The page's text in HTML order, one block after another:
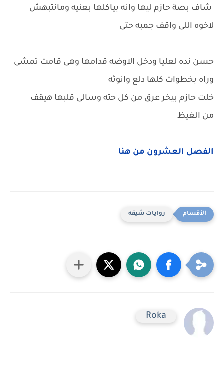
شاف بصة حازم ليها وانه بياكلها بعنيه ومانتبهش
لاخوه اللى واقف جمبه حتى
حسن نده لعليا ودخل الاوضه قدامها وهى قامت تمشى
وراه بخطوات كلها دلع وانوثه
خلت حازم بيخر عرق من كل حته وسالى قلبها هيقف
من الغيظ
الفصل العشرون من هنا
روايات شيقه
Roka